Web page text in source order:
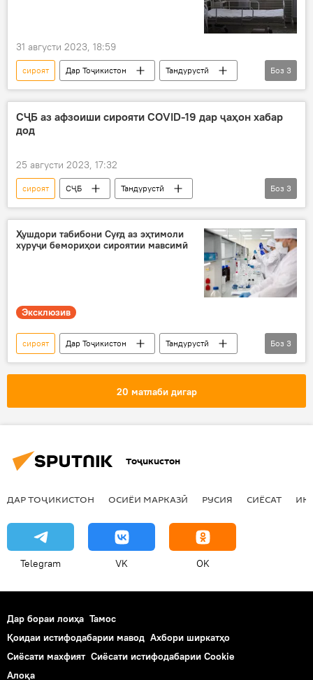
31 августи 2023, 18:59
сироят Дар Тоҷикистон
Тандурустӣ
бемор
Вазорати тандурустӣ кам
Боз 3
СҶБ аз афзоиши сирояти COVID-19 дар ҷаҳон хабар
дод
25 августи 2023, 17:32
сироят СҶБ
Тандурустӣ
Дар ҷаҳон
коронавирус
зиёд шудан
Боз 3
Ҳушдори табибони Суғд аз эҳтимоли
хуруҷи бемориҳои сироятии мавсимӣ
Эксклюзив
сироят Дар Тоҷикистон
Тандурустӣ
бемор
Суғд Хуҷанд
Боз 3
20 матлаби дигар
Тоҷикистон
ДАР ТОҶИКИСТОН ОСИЁИ МАРКАЗӢ РУСИЯ СИЁСАТ
Telegram VK OK
Дар бораи лоиҳа Тамос
Қоидаи истифодабарии мавод Ахбори ширкатҳо
Сиёсати махфият Сиёсати истифодабарии Cookie
Алоқа